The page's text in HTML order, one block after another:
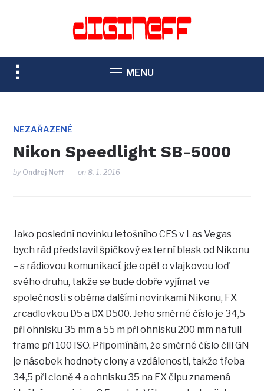
TOGGLE
SIDEBAR
NAVIGATION
MENU
NEZAŘAZENÉ
Nikon Speedlight SB-5000
by Ondřej Neff on8. 1. 2016
Jako poslední novinku letošního CES v Las Vegas
bych rád představil špičkový externí blesk od Nikonu
– s rádiovou komunikací. jde opět o vlajkovou loď
svého druhu, takže se bude dobře vyjímat ve
společnosti s oběma dalšími novinkami Nikonu, FX
zrcadlovkou D5 a DX D500. Jeho směrné číslo je 34,5
při ohnisku 35 mm a 55 m při ohnisku 200 mm na full
frame při 100 ISO. Připomínám, že směrné číslo čili GN
je násobek hodnoty clony a vzdálenosti, takže třeba
34,5 při cloně 4 a ohnisku 35 na FX čipu znamená